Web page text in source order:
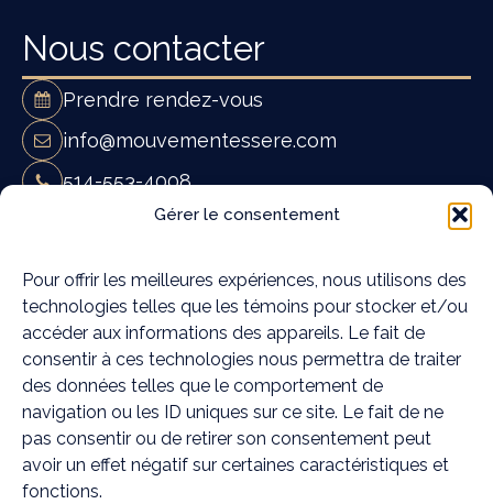
Gérer le consentement
Pour offrir les meilleures expériences, nous utilisons des
technologies telles que les témoins pour stocker et/ou
accéder aux informations des appareils. Le fait de
consentir à ces technologies nous permettra de traiter
des données telles que le comportement de
navigation ou les ID uniques sur ce site. Le fait de ne
pas consentir ou de retirer son consentement peut
avoir un effet négatif sur certaines caractéristiques et
fonctions.
Nous contacter
Prendre rendez-vous
info@mouvementessere.com
514-553-4008
Mouvement Essĕre - Ostéopathie et
19A Rue Françoise Loranger,
Blainville, QC J7C 4W6
Mouvement Essĕre - Ostéopathie et
massothérapie à Rosemère
372C Chem. de la Grande-Côte,
Rosemère, QC J7A 1K6
Médias sociaux